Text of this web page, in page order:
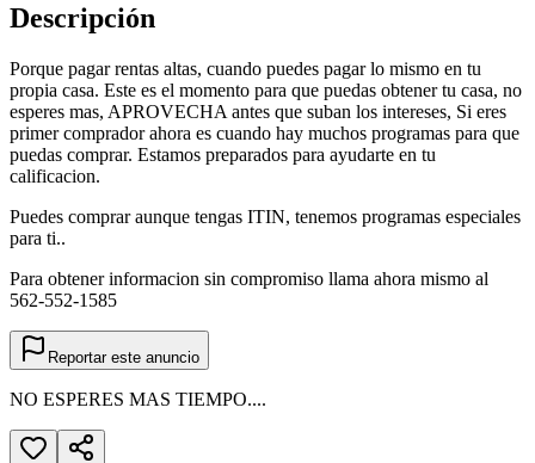
Descripción
Porque pagar rentas altas, cuando puedes pagar lo mismo en tu
propia casa. Este es el momento para que puedas obtener tu casa, no
esperes mas, APROVECHA antes que suban los intereses, Si eres
primer comprador ahora es cuando hay muchos programas para que
puedas comprar. Estamos preparados para ayudarte en tu
calificacion.
Puedes comprar aunque tengas ITIN, tenemos programas especiales
para ti..
Para obtener informacion sin compromiso llama ahora mismo al
562-552-1585
Reportar este anuncio
NO ESPERES MAS TIEMPO....